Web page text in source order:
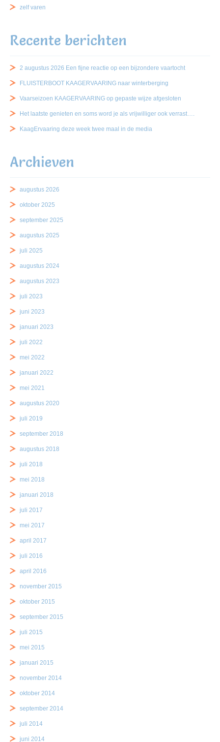
zelf varen
Recente berichten
2 augustus 2026 Een fijne reactie op een bijzondere vaartocht
FLUISTERBOOT KAAGERVAARING naar winterberging
Vaarseizoen KAAGERVAARING op gepaste wijze afgesloten
Het laatste genieten en soms word je als vrijwilliger ook verrast….
KaagErvaaring deze week twee maal in de media
Archieven
augustus 2026
oktober 2025
september 2025
augustus 2025
juli 2025
augustus 2024
augustus 2023
juli 2023
juni 2023
januari 2023
juli 2022
mei 2022
januari 2022
mei 2021
augustus 2020
juli 2019
september 2018
augustus 2018
juli 2018
mei 2018
januari 2018
juli 2017
mei 2017
april 2017
juli 2016
april 2016
november 2015
oktober 2015
september 2015
juli 2015
mei 2015
januari 2015
november 2014
oktober 2014
september 2014
juli 2014
juni 2014